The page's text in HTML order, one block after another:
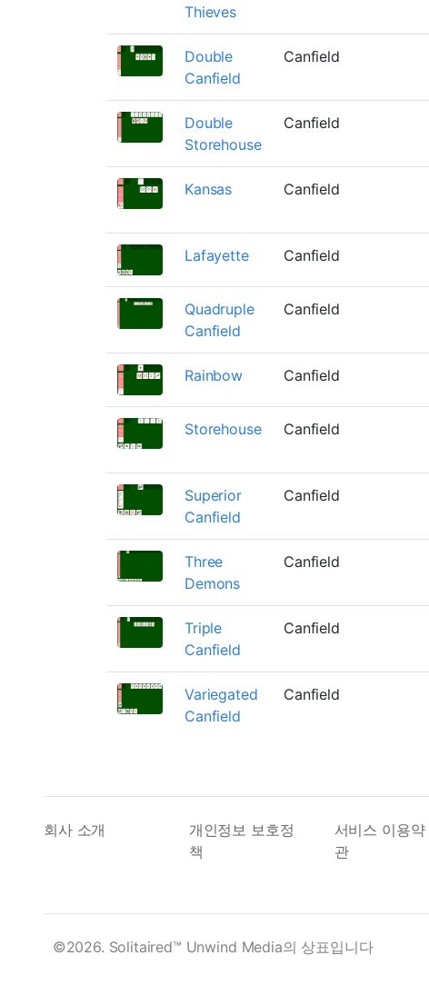
Thieves
Double
Canfield
Canfield
Double
Storehouse
Canfield
Kansas Canfield
Lafayette Canfield
Quadruple
Canfield
Canfield
Rainbow Canfield
Storehouse Canfield
Superior
Canfield
Canfield
Three
Demons
Canfield
Triple
Canfield
Canfield
Variegated
Canfield
Canfield
회사 소개
개인정보 보호정
책
서비스 이용약
관
©2026. Solitaired™ Unwind Media의 상표입니다